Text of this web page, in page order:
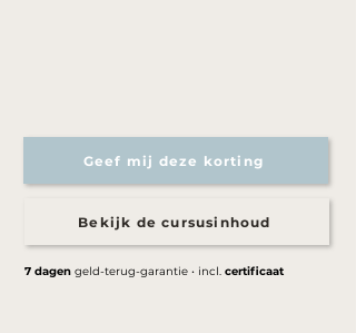
Geef mij deze korting
Bekijk de cursusinhoud
7 dagen geld-terug-garantie • incl. certificaat